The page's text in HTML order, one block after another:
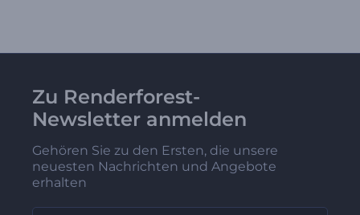
Zu Renderforest-
Newsletter anmelden
Gehören Sie zu den Ersten, die unsere
neuesten Nachrichten und Angebote
erhalten